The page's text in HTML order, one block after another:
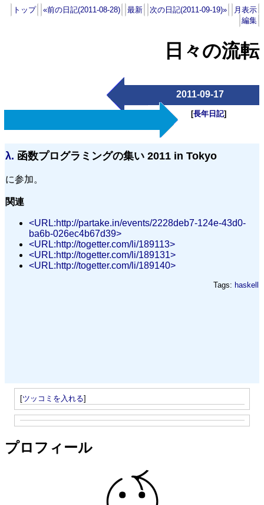
トップ «前の日記(2011-08-28) 最新 次の日記(2011-09-19)»
月表示
編集
日々の流転
2011-09-17
[長年日記]
λ. 函数プログラミングの集い 2011 in Tokyo
に参加。
関連
<URL:http://partake.in/events/2228deb7-124e-43d0-
ba6b-026ec4b67d39>
<URL:http://togetter.com/li/189113>
<URL:http://togetter.com/li/189131>
<URL:http://togetter.com/li/189140>
Tags: haskell
[ツッコミを入れる]
プロフィール